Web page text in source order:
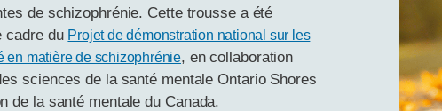
de schizophrénie. Cette trousse a été
cadre du Projet de démonstration national sur les
en matière de schizophrénie, en collaboration
sciences de la santé mentale Ontario Shores
de la santé mentale du Canada.